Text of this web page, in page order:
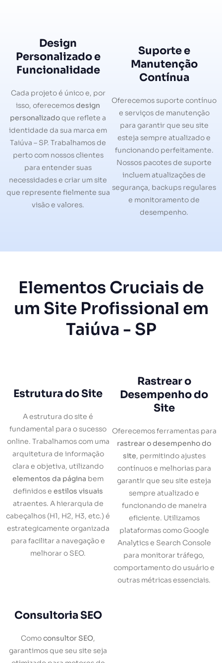
Design
Personalizado e
Funcionalidade
Cada projeto é único e, por
isso, oferecemosdesign
personalizadoque reflete a
identidade da sua marca em
Taiúva – SP. Trabalhamos de
perto com nossos clientes
para entender suas
necessidades e criar um site
que represente fielmente sua
visão e valores.
Suporte e
Manutenção
Contínua
Oferecemos suporte contínuo
e serviços de manutenção
para garantir que seu site
esteja sempre atualizado e
funcionando perfeitamente.
Nossos pacotes de suporte
incluem atualizações de
segurança, backups regulares
e monitoramento de
desempenho.
Elementos Cruciais de
um Site Profissional em
Taiúva - SP
Estrutura do Site
A estrutura do site é
fundamental para o sucesso
online. Trabalhamos com uma
arquitetura de informação
clara e objetiva, utilizando
elementos da página bem
definidos e estilos visuais
atraentes. A hierarquia de
cabeçalhos (H1, H2, H3, etc.) é
estrategicamente organizada
para facilitar a navegação e
melhorar o SEO.
Rastrear o
Desempenho do
Site
Oferecemos ferramentas para
rastrear o desempenho do
site, permitindo ajustes
contínuos e melhorias para
garantir que seu site esteja
sempre atualizado e
funcionando de maneira
eficiente. Utilizamos
plataformas como Google
Analytics e Search Console
para monitorar tráfego,
comportamento do usuário e
outras métricas essenciais.
Consultoria SEO
Comoconsultor SEO,
garantimos que seu site seja